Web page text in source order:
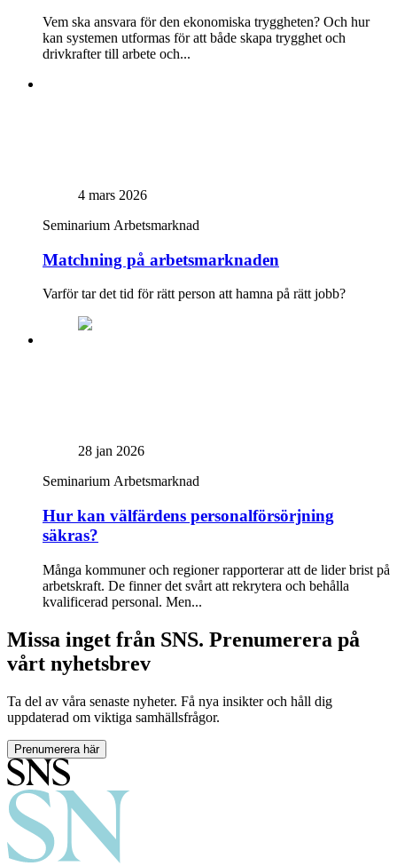
Vem ska ansvara för den ekonomiska tryggheten? Och hur
kan systemen utformas för att både skapa trygghet och
drivkrafter till arbete och...
4 mars 2026
Seminarium Arbetsmarknad
Matchning på arbetsmarknaden
Varför tar det tid för rätt person att hamna på rätt jobb?
28 jan 2026
Seminarium Arbetsmarknad
Hur kan välfärdens personalförsörjning
säkras?
Många kommuner och regioner rapporterar att de lider brist på
arbetskraft. De finner det svårt att rekrytera och behålla
kvalificerad personal. Men...
Missa inget från SNS. Prenumerera på
vårt nyhetsbrev
Ta del av våra senaste nyheter. Få nya insikter och håll dig
uppdaterad om viktiga samhällsfrågor.
Prenumerera här